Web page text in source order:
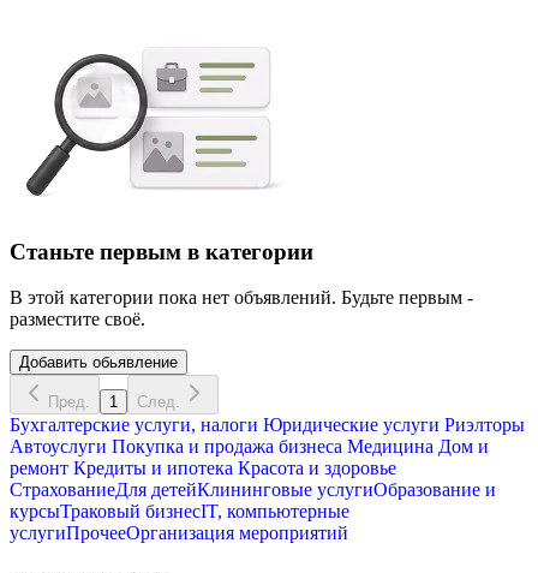
Станьте первым в категории
В этой категории пока нет объявлений. Будьте первым -
разместите своё.
Добавить обьявление
Пред. 1 След.
Бухгалтерские услуги, налоги Юридические услуги Риэлторы
Автоуслуги Покупка и продажа бизнеса Медицина Дом и
ремонт Кредиты и ипотека Красота и здоровье
СтрахованиеДля детейКлининговые услугиОбразование и
курсыТраковый бизнесIT, компьютерные
услугиПрочееОрганизация мероприятий